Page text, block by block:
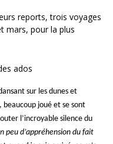
reports, trois voyages
mars, pour la plus
ados
sur les dunes et
beaucoup joué et se sont
l’incroyable silence du
peu d’appréhension du fait